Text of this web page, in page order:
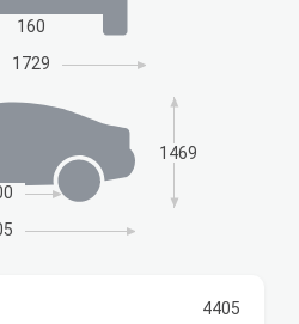
160
1729
1469
4405